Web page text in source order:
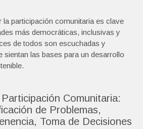
la participación comunitaria es clave
más democráticas, inclusivas y
de todos son escuchadas y
sientan las bases para un desarrollo
Comunitaria:
de Problemas,
Toma de Decisiones